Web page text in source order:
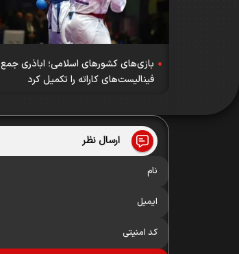
بازی‌های کشورهای اسلامی؛ اباذری جمع
فینالیست‌های کاراته را تکمیل کرد
ارسال نظر